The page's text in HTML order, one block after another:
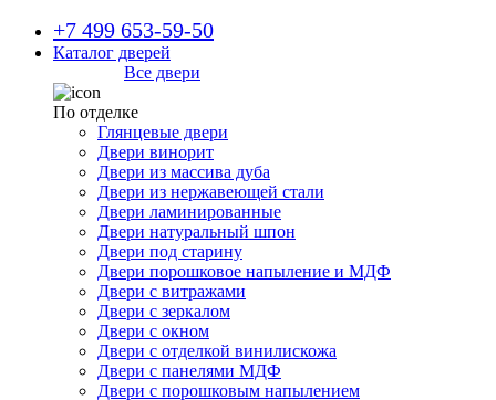
+7 499 653-59-50
Каталог дверей
Все двери
По отделке
Глянцевые двери
Двери винорит
Двери из массива дуба
Двери из нержавеющей стали
Двери ламинированные
Двери натуральный шпон
Двери под старину
Двери порошковое напыление и МДФ
Двери с витражами
Двери с зеркалом
Двери с окном
Двери с отделкой винилискожа
Двери с панелями МДФ
Двери с порошковым напылением